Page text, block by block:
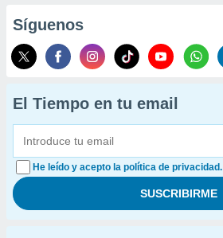
Síguenos
El Tiempo en tu email
He leído y acepto la política de privacidad.